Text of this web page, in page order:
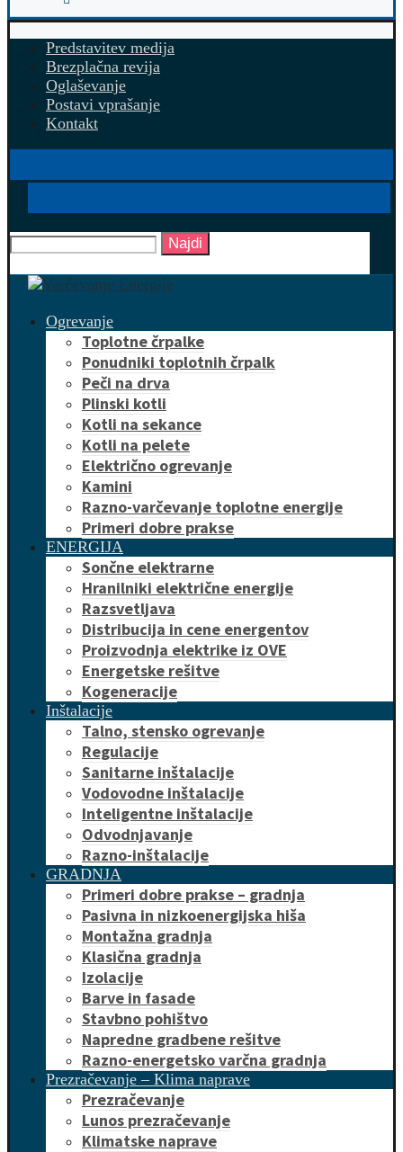
Predstavitev medija
Brezplačna revija
Oglaševanje
Postavi vprašanje
Kontakt
Najdi
Ogrevanje
Toplotne črpalke
Ponudniki toplotnih črpalk
Peči na drva
Plinski kotli
Kotli na sekance
Kotli na pelete
Električno ogrevanje
Kamini
Razno-varčevanje toplotne energije
Primeri dobre prakse
ENERGIJA
Sončne elektrarne
Hranilniki električne energije
Razsvetljava
Distribucija in cene energentov
Proizvodnja elektrike iz OVE
Energetske rešitve
Kogeneracije
Inštalacije
Talno, stensko ogrevanje
Regulacije
Sanitarne inštalacije
Vodovodne inštalacije
Inteligentne inštalacije
Odvodnjavanje
Razno-inštalacije
GRADNJA
Primeri dobre prakse – gradnja
Pasivna in nizkoenergijska hiša
Montažna gradnja
Klasična gradnja
Izolacije
Barve in fasade
Stavbno pohištvo
Napredne gradbene rešitve
Razno-energetsko varčna gradnja
Prezračevanje – Klima naprave
Prezračevanje
Lunos prezračevanje
Klimatske naprave